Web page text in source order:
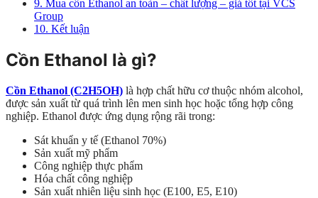
9. Mua cồn Ethanol an toàn – chất lượng – giá tốt tại VCS
Group
10. Kết luận
Cồn Ethanol là gì?
Cồn Ethanol (C2H5OH) là hợp chất hữu cơ thuộc nhóm alcohol,
được sản xuất từ quá trình lên men sinh học hoặc tổng hợp công
nghiệp. Ethanol được ứng dụng rộng rãi trong:
Sát khuẩn y tế (Ethanol 70%)
Sản xuất mỹ phẩm
Công nghiệp thực phẩm
Hóa chất công nghiệp
Sản xuất nhiên liệu sinh học (E100, E5, E10)